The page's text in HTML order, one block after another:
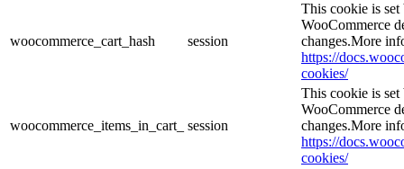
woocommerce_cart_hash session
This cookie is set
WooCommerce
changes.More
https://
cookies/
woocommerce_items_in_cart_ session
This cookie is set
WooCommerce
changes.More
https://
cookies/